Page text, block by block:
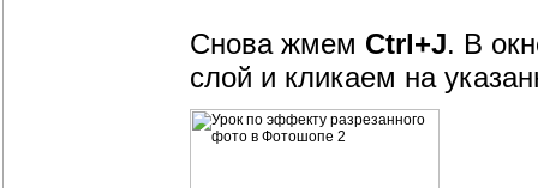
Снова жмем Ctrl+J. В
слой и кликаем на